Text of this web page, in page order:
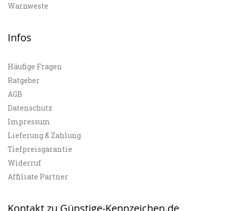
Warnweste
Infos
Häufige Fragen
Ratgeber
AGB
Datenschutz
Impressum
Lieferung & Zahlung
Tiefpreisgarantie
Widerruf
Affiliate Partner